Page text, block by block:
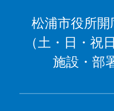
松浦市役所
（土・日・
施設・部